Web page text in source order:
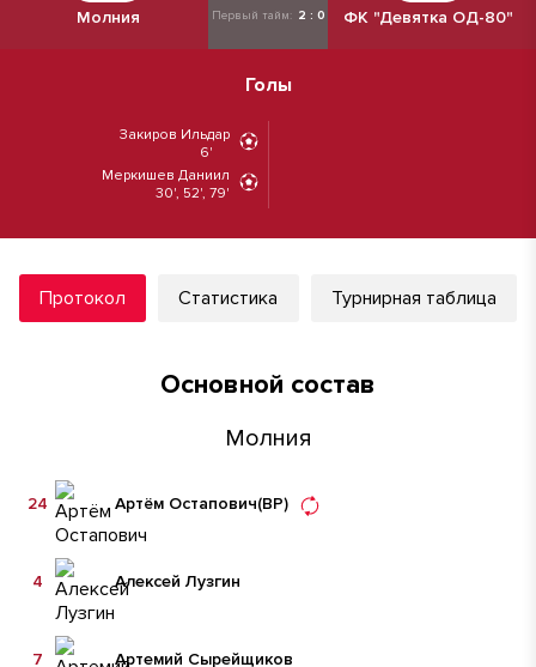
Молния Первый тайм: 2 : 0 ФК "Девятка ОД-80"
Голы
Закиров Ильдар
6'
Меркишев Даниил
30', 52', 79'
Протокол Статистика Турнирная таблица
Основной состав
Молния
Артём Остапович(ВР)
24
Алексей Лузгин
4
Артемий Сырейщиков
7